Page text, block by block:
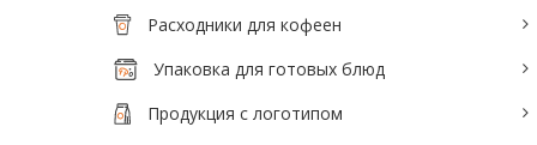
Тепловое оборудование для кафе
Электромеханическое оборудование
Холодильное оборудование
Расходники для кофеен
Упаковка для готовых блюд
Продукция с логотипом